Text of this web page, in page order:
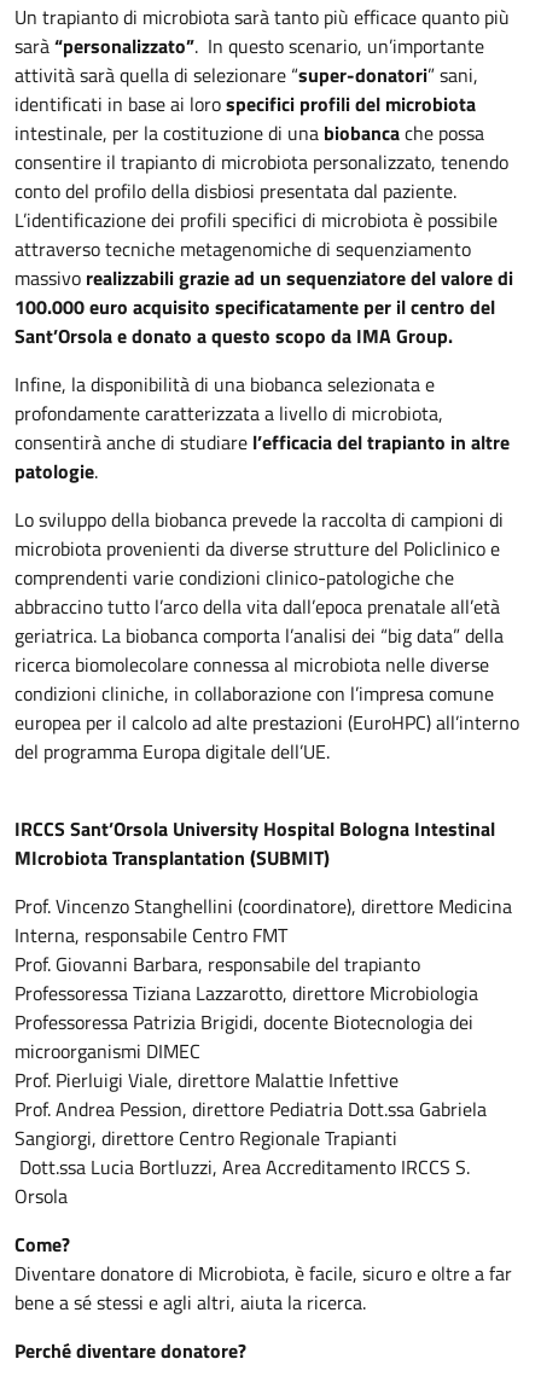
Un trapianto di microbiota sarà tanto più efficace quanto più
sarà“personalizzato”. In questo scenario, un’importante
attività sarà quella di selezionare “super-donatori” sani,
identificati in base ai lorospecifici profili del microbiota
intestinale, per la costituzione di una biobancache possa
consentire il trapianto di microbiota personalizzato, tenendo
conto del profilo della disbiosi presentata dal paziente.
L’identificazione dei profili specifici di microbiota è possibile
attraverso tecniche metagenomiche di sequenziamento
massivo realizzabili grazie ad un sequenziatore del valore di
100.000 euro acquisito specificatamente per il centro del
Sant’Orsola e donato a questo scopo da IMA Group.
Infine, la disponibilità di una biobanca selezionata e
profondamente caratterizzata a livello di microbiota,
consentirà anche di studiare l’efficacia del trapianto in altre
patologie.
Lo sviluppo della biobanca prevede la raccolta di campioni di
microbiota provenienti da diverse strutture del Policlinico e
comprendenti varie condizioni clinico-patologiche che
abbraccino tutto l’arco della vita dall’epoca prenatale all’età
geriatrica. La biobanca comporta l’analisi dei “big data” della
ricerca biomolecolare connessa al microbiota nelle diverse
condizioni cliniche, in collaborazione con l’impresa comune
europea per il calcolo ad alte prestazioni (EuroHPC) all’interno
del programma Europa digitale dell’UE.
IRCCS Sant’Orsola University Hospital Bologna Intestinal
MIcrobiota Transplantation (SUBMIT)
Prof. Vincenzo Stanghellini (coordinatore), direttore Medicina
Interna, responsabile Centro FMT
Prof. Giovanni Barbara, responsabile del trapianto
Professoressa Tiziana Lazzarotto, direttore Microbiologia
Professoressa Patrizia Brigidi, docente Biotecnologia dei
microorganismi DIMEC
Prof. Pierluigi Viale, direttore Malattie Infettive
Prof. Andrea Pession, direttore Pediatria Dott.ssa Gabriela
Sangiorgi, direttore Centro Regionale Trapianti
Dott.ssa Lucia Bortluzzi, Area Accreditamento IRCCS S.
Orsola
Come?
Diventare donatore di Microbiota, è facile, sicuro e oltre a far
bene a sé stessi e agli altri, aiuta la ricerca.
Perché diventare donatore?